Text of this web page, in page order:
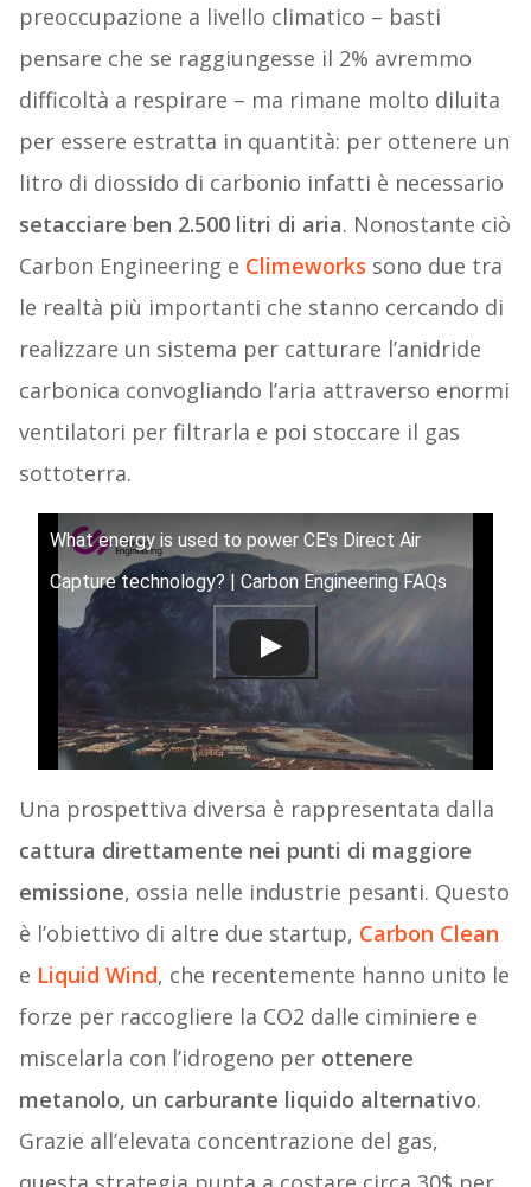
preoccupazione a livello climatico – basti
pensare che se raggiungesse il 2% avremmo
difficoltà a respirare – ma rimane molto diluita
per essere estratta in quantità: per ottenere un
litro di diossido di carbonio infatti è necessario
setacciare ben 2.500 litri di aria. Nonostante ciò
Carbon Engineering e Climeworks sono due tra
le realtà più importanti che stanno cercando di
realizzare un sistema per catturare l’anidride
carbonica convogliando l’aria attraverso enormi
ventilatori per filtrarla e poi stoccare il gas
sottoterra.
What energy is used to power CE's Direct Air
Capture technology? | Carbon Engineering FAQs
Una prospettiva diversa è rappresentata dalla
cattura direttamente nei punti di maggiore
emissione, ossia nelle industrie pesanti. Questo
è l’obiettivo di altre due startup, Carbon Clean
e Liquid Wind, che recentemente hanno unito le
forze per raccogliere la CO2 dalle ciminiere e
miscelarla con l’idrogeno per ottenere
metanolo, un carburante liquido alternativo.
Grazie all’elevata concentrazione del gas,